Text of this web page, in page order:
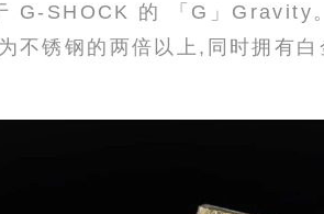
G-SHOCK 的 「G」Gravity
不锈钢的两倍以上,同时拥有白